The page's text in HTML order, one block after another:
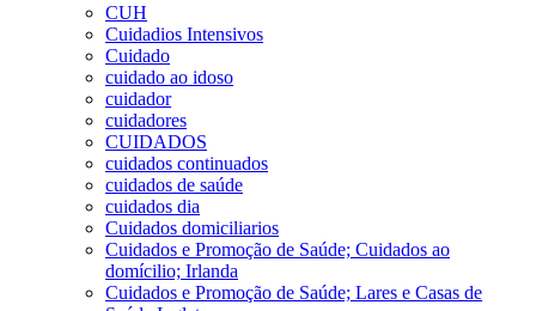
CUH
Cuidadios Intensivos
Cuidado
cuidado ao idoso
cuidador
cuidadores
CUIDADOS
cuidados continuados
cuidados de saúde
cuidados dia
Cuidados domiciliarios
Cuidados e Promoção de Saúde; Cuidados ao
domícilio; Irlanda
Cuidados e Promoção de Saúde; Lares e Casas de